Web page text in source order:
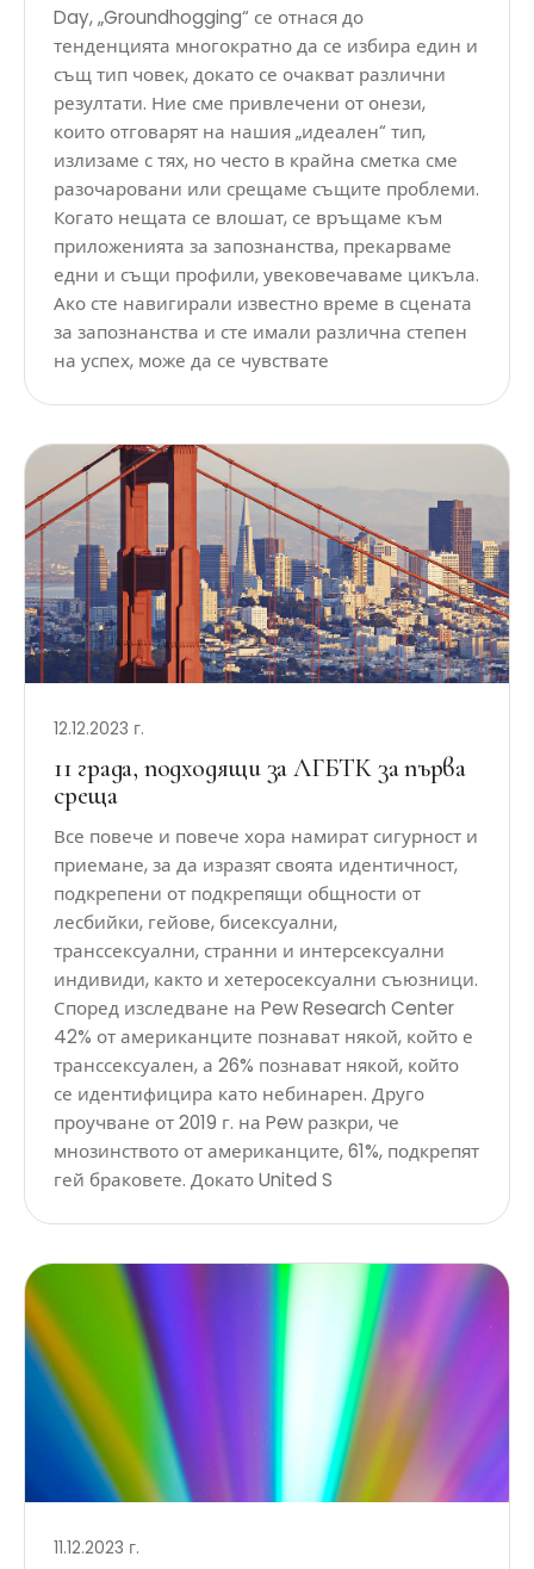
Day, „Groundhogging“ се отнася до
тенденцията многократно да се избира един и
същ тип човек, докато се очакват различни
резултати. Ние сме привлечени от онези,
които отговарят на нашия „идеален“ тип,
излизаме с тях, но често в крайна сметка сме
разочаровани или срещаме същите проблеми.
Когато нещата се влошат, се връщаме към
приложенията за запознанства, прекарваме
едни и същи профили, увековечаваме цикъла.
Ако сте навигирали известно време в сцената
за запознанства и сте имали различна степен
на успех, може да се чувствате
12.12.2023 г.
11 града, подходящи за ЛГБТК за първа
среща
Все повече и повече хора намират сигурност и
приемане, за да изразят своята идентичност,
подкрепени от подкрепящи общности от
лесбийки, гейове, бисексуални,
транссексуални, странни и интерсексуални
индивиди, както и хетеросексуални съюзници.
Според изследване на Pew Research Center
42% от американците познават някой, който е
транссексуален, а 26% познават някой, който
се идентифицира като небинарен. Друго
проучване от 2019 г. на Pew разкри, че
мнозинството от американците, 61%, подкрепят
гей браковете. Докато United S
11.12.2023 г.